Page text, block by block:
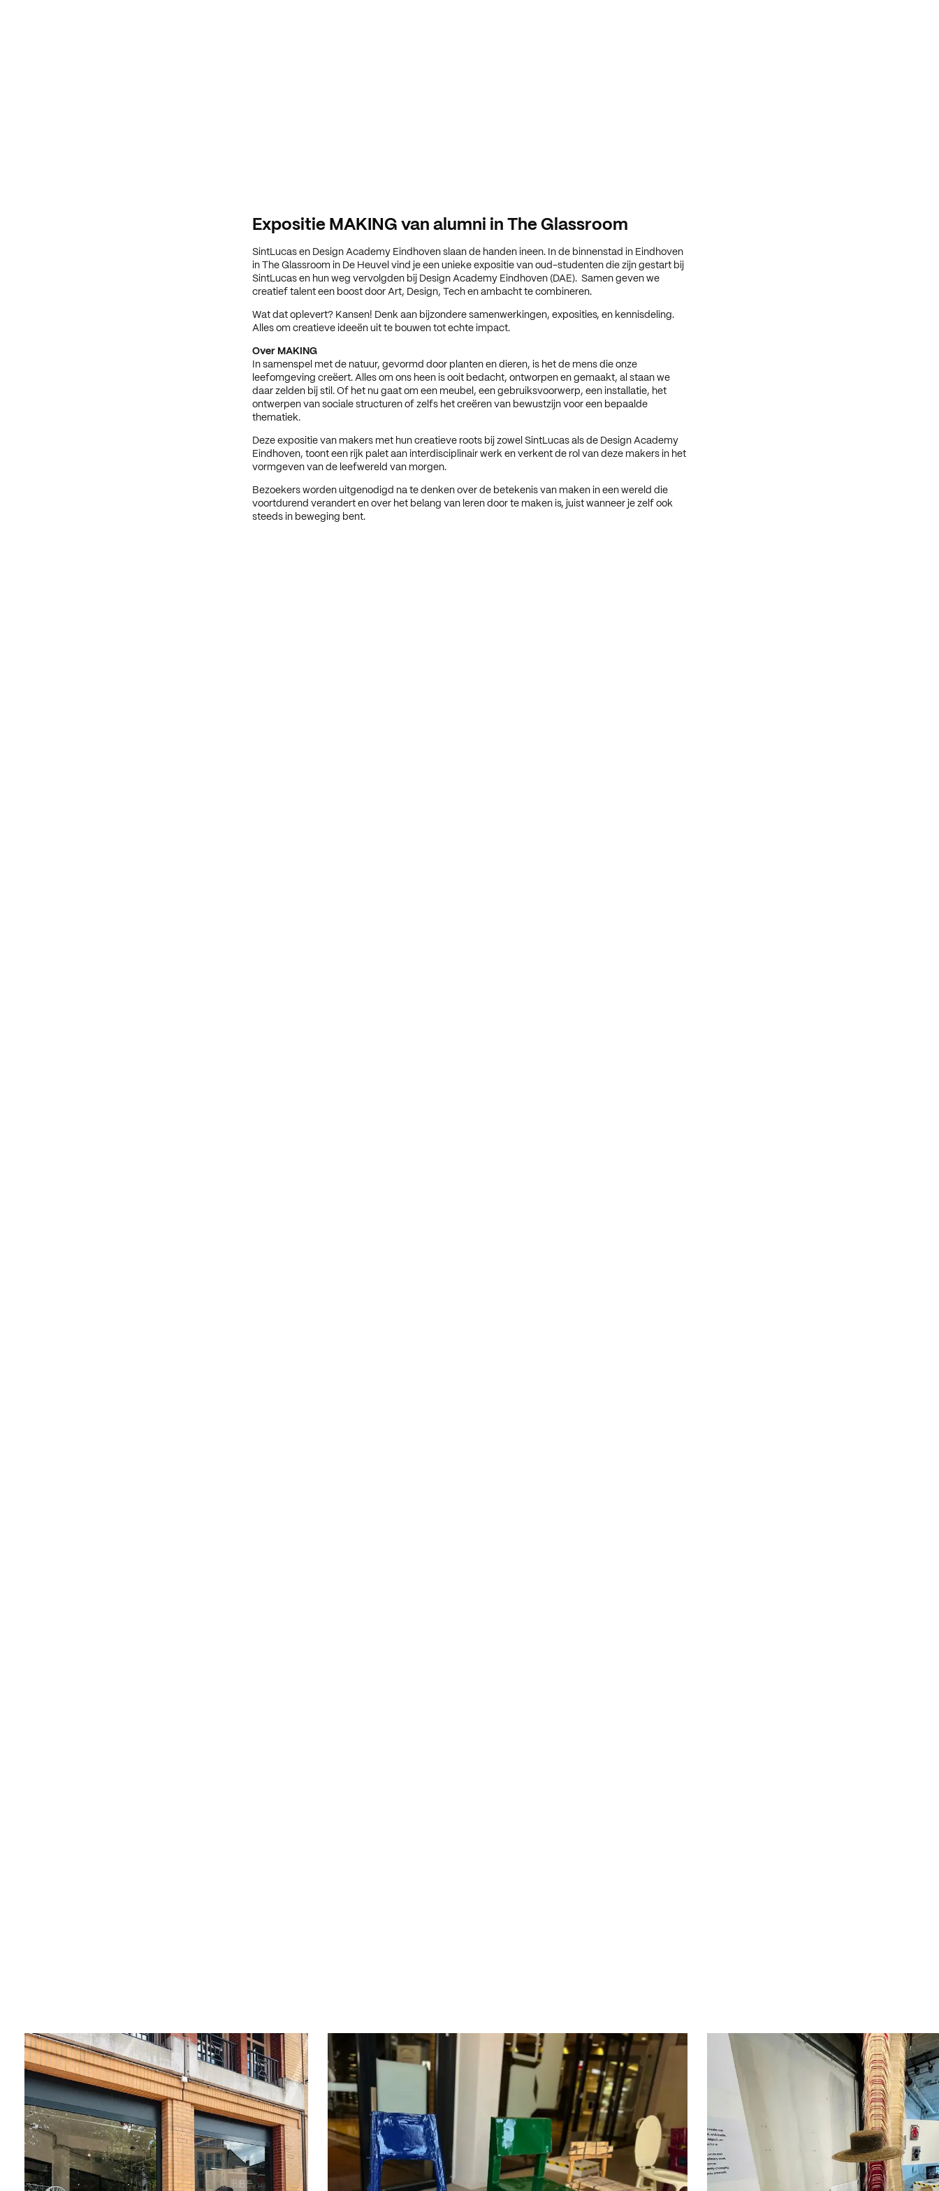
Expositie MAKING van alumni in The Glassroom
SintLucas en Design Academy Eindhoven slaan de handen ineen. In de binnenstad in Eindhoven
in The Glassroom in De Heuvel vind je een unieke expositie van oud-studenten die zijn gestart bij
SintLucas en hun weg vervolgden bij Design Academy Eindhoven (DAE). Samen geven we
creatief talent een boost door Art, Design, Tech en ambacht te combineren.
Wat dat oplevert? Kansen! Denk aan bijzondere samenwerkingen, exposities, en kennisdeling.
Alles om creatieve ideeën uit te bouwen tot echte impact.
Over MAKING
In samenspel met de natuur, gevormd door planten en dieren, is het de mens die onze
leefomgeving creëert. Alles om ons heen is ooit bedacht, ontworpen en gemaakt, al staan we
daar zelden bij stil. Of het nu gaat om een meubel, een gebruiksvoorwerp, een installatie, het
ontwerpen van sociale structuren of zelfs het creëren van bewustzijn voor een bepaalde
thematiek.
Deze expositie van makers met hun creatieve roots bij zowel SintLucas als de Design Academy
Eindhoven, toont een rijk palet aan interdisciplinair werk en verkent de rol van deze makers in het
vormgeven van de leefwereld van morgen.
Bezoekers worden uitgenodigd na te denken over de betekenis van maken in een wereld die
voortdurend verandert en over het belang van leren door te maken is, juist wanneer je zelf ook
steeds in beweging bent.